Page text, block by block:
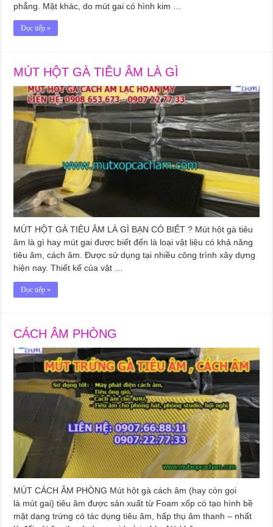
phẳng. Mặt khác, do mút gai có hình kim …
Đọc tiếp »
MÚT HỘT GÀ TIÊU ÂM LÀ GÌ
MÚT HỘT GÀ TIÊU ÂM LÀ GÌ BẠN CÓ BIẾT ? Mút hột gà tiêu
âm là gì hay mút gai được biết đến là loại vật liệu có khả năng
tiêu âm, cách âm. Được sử dụng tại nhiều công trình xây dựng
hiện nay. Thiết kế của vật …
Đọc tiếp »
CÁCH ÂM PHÒNG
MÚT CÁCH ÂM PHÒNG Mút hột gà cách âm (hay còn gọi
là mút gai) tiêu âm được sản xuất từ Foam xốp có tạo hình bề
mặt dạng trứng có tác dụng tiêu âm, hấp thụ âm thanh – nhất